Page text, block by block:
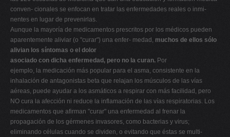
conven- cionales se enfocan en tratar las enfermedades reales o inmi-
nentes en lugar de prevenirlas.
Aunque la mayoría de medicamentos prescritos por los médicos pueden
aparentemente aliviar (o "curar") una enfer- medad, muchos de ellos sólo
alivian los síntomas o el dolor
asociado con dicha enfermedad, pero no la curan. Por
ejemplo, la medicación más popular para el asma, consistente en la
inhalación de antagonistas beta que relajan los músculos de las vías
aéreas, puede ayudar a los asmáticos a respirar con más facilidad, pero
NO cura la afección ni reduce la inflamación de las vías respiratorias. Los
medicamentos que afirman "curar" una enfermedad al frenar la
propagación de los gérmenes invasores, como bacterias y virus;
eliminando células cuando se dividen, o evitando que éstas se multi-